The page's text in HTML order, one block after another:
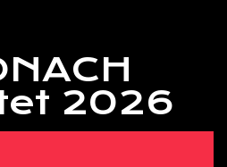
2026